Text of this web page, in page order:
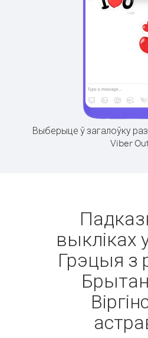
Выберыце ў загалоўку
Viber
выкліках
Грэцыя з